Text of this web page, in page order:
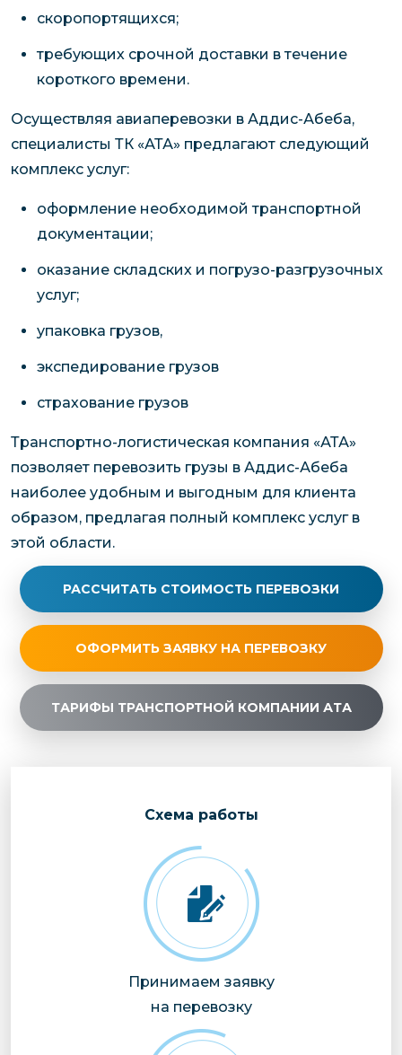
скоропортящихся;
требующих срочной доставки в течение
короткого времени.
Осуществляя авиаперевозки в Аддис-Абеба,
специалисты ТК «АТА» предлагают следующий
комплекс услуг:
оформление необходимой транспортной
документации;
оказание складских и погрузо-разгрузочных
услуг;
упаковка грузов,
экспедирование грузов
страхование грузов
Транспортно-логистическая компания «АТА»
позволяет перевозить грузы в Аддис-Абеба
наиболее удобным и выгодным для клиента
образом, предлагая полный комплекс услуг в
этой области.
РАССЧИТАТЬ СТОИМОСТЬ ПЕРЕВОЗКИ
ОФОРМИТЬ ЗАЯВКУ НА ПЕРЕВОЗКУ
ТАРИФЫ ТРАНСПОРТНОЙ КОМПАНИИ АТА
Cхема работы
Принимаем заявку
на перевозку